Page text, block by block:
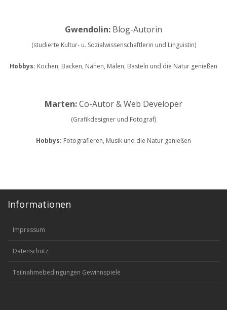
Gwendolin: Blog-Autorin
(studierte Kultur- u. Sozialwissenschaftlerin und Linguistin)
Hobbys: Kochen, Backen, Nähen, Malen, Basteln und die Natur genießen
Marten:Co-Autor & Web Developer
(Grafikdesigner und Fotograf)
Hobbys: Fotografieren, Musik und die Natur genießen
Informationen
Impressum
Datenschutz
Teilnahmebedingungen Gewinnspiele